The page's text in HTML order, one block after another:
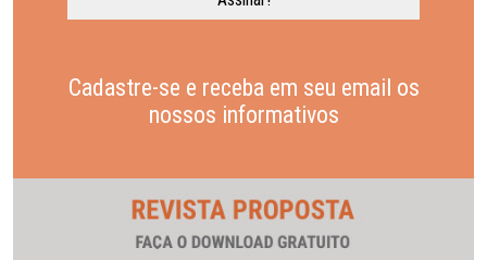
Cadastre-se e receba em seu email os
nossos informativos